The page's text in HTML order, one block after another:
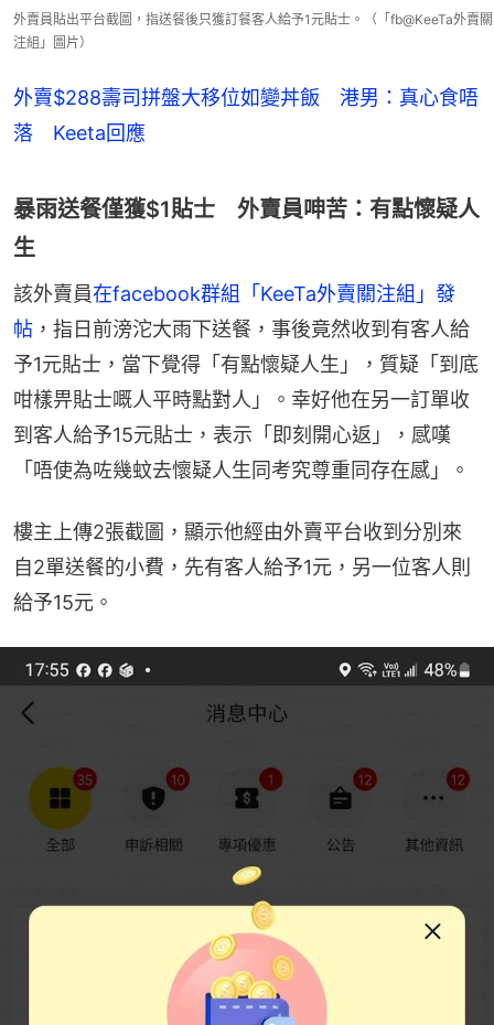
外賣員貼出平台截圖，指送餐後只獲訂餐客人給予1元貼士。（「fb@KeeTa外賣關
注組」圖片）
外賣$288壽司拼盤大移位如變丼飯 港男：真心食唔
落 Keeta回應
暴雨送餐僅獲$1貼士 外賣員呻苦：有點懷疑人
生
該外賣員在facebook群組「KeeTa外賣關注組」發
帖 ，指日前滂沱大雨下送餐，事後竟然收到有客人給
予1元貼士，當下覺得「有點懷疑人生」，質疑「到底
咁樣畀貼士嘅人平時點對人」。幸好他在另一訂單收
到客人給予15元貼士，表示「即刻開心返」，感嘆
「唔使為咗幾蚊去懷疑人生同考究尊重同存在感」。
樓主上傳2張截圖，顯示他經由外賣平台收到分別來
自2單送餐的小費，先有客人給予1元，另一位客人則
給予15元。